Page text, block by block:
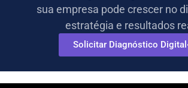
sua empresa pode crescer no
estratégia e resultados
Solicitar Diagnóstico Digital